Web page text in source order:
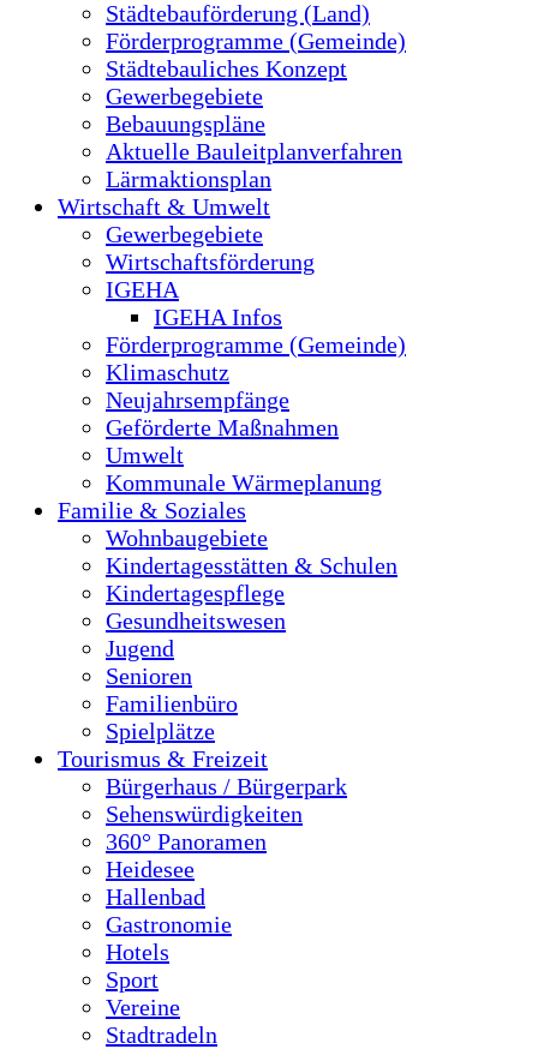
Städtebauförderung (Land)
Förderprogramme (Gemeinde)
Städtebauliches Konzept
Gewerbegebiete
Bebauungspläne
Aktuelle Bauleitplanverfahren
Lärmaktionsplan
Wirtschaft & Umwelt
Gewerbegebiete
Wirtschaftsförderung
IGEHA
IGEHA Infos
Förderprogramme (Gemeinde)
Klimaschutz
Neujahrsempfänge
Geförderte Maßnahmen
Umwelt
Kommunale Wärmeplanung
Familie & Soziales
Wohnbaugebiete
Kindertagesstätten & Schulen
Kindertagespflege
Gesundheitswesen
Jugend
Senioren
Familienbüro
Spielplätze
Tourismus & Freizeit
Bürgerhaus / Bürgerpark
Sehenswürdigkeiten
360° Panoramen
Heidesee
Hallenbad
Gastronomie
Hotels
Sport
Vereine
Stadtradeln